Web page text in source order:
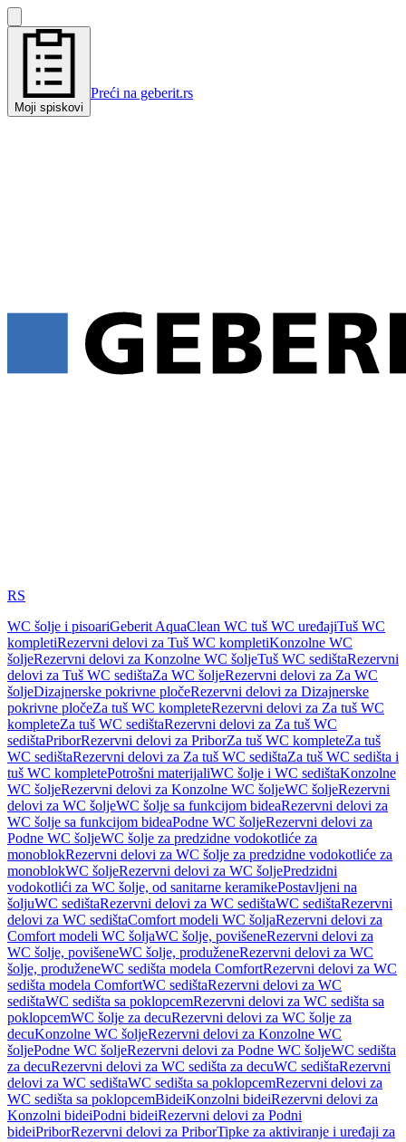
Moji spiskovi
Preći na geberit.rs
RS
WC šolje i pisoariGeberit AquaClean WC tuš WC uređajiTuš WC
kompletiRezervni delovi za Tuš WC kompletiKonzolne WC
šoljeRezervni delovi za Konzolne WC šoljeTuš WC sedištaRezervni
delovi za Tuš WC sedištaZa WC šoljeRezervni delovi za Za WC
šoljeDizajnerske pokrivne pločeRezervni delovi za Dizajnerske
pokrivne pločeZa tuš WC kompleteRezervni delovi za Za tuš WC
kompleteZa tuš WC sedištaRezervni delovi za Za tuš WC
sedištaPriborRezervni delovi za PriborZa tuš WC kompleteZa tuš
WC sedištaRezervni delovi za Za tuš WC sedištaZa tuš WC sedišta i
tuš WC kompletePotrošni materijaliWC šolje i WC sedištaKonzolne
WC šoljeRezervni delovi za Konzolne WC šoljeWC šoljeRezervni
delovi za WC šoljeWC šolje sa funkcijom bideaRezervni delovi za
WC šolje sa funkcijom bideaPodne WC šoljeRezervni delovi za
Podne WC šoljeWC šolje za predzidne vodokotliće za
monoblokRezervni delovi za WC šolje za predzidne vodokotliće za
monoblokWC šoljeRezervni delovi za WC šoljePredzidni
vodokotlići za WC šolje, od sanitarne keramikePostavljeni na
šoljuWC sedištaRezervni delovi za WC sedištaWC sedištaRezervni
delovi za WC sedištaComfort modeli WC šoljaRezervni delovi za
Comfort modeli WC šoljaWC šolje, povišeneRezervni delovi za
WC šolje, povišeneWC šolje, produženeRezervni delovi za WC
šolje, produženeWC sedišta modela ComfortRezervni delovi za WC
sedišta modela ComfortWC sedištaRezervni delovi za WC
sedištaWC sedišta sa poklopcemRezervni delovi za WC sedišta sa
poklopcemWC šolje za decuRezervni delovi za WC šolje za
decuKonzolne WC šoljeRezervni delovi za Konzolne WC
šoljePodne WC šoljeRezervni delovi za Podne WC šoljeWC sedišta
za decuRezervni delovi za WC sedišta za decuWC sedištaRezervni
delovi za WC sedištaWC sedišta sa poklopcemRezervni delovi za
WC sedišta sa poklopcemBideiKonzolni bideiRezervni delovi za
Konzolni bideiPodni bideiRezervni delovi za Podni
bideiPriborRezervni delovi za PriborTipke za aktiviranje i uređaji za